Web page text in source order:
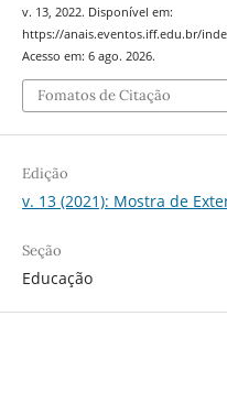
v. 13, 2022. Disponível em:
https://anais.eventos.iff.edu.br/
Acesso em: 6 ago. 2026.
Fomatos de Citação
Edição
v. 13 (2021): Mostra de
Seção
Educação